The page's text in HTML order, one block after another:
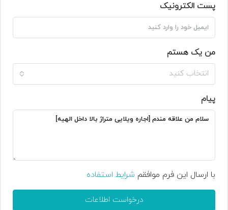
پست الکترونیک
من یک هستم
انتخاب کنید
پیام
با ارسال این فرم موافقم شرایط استفاده
درخواست اطلاعات